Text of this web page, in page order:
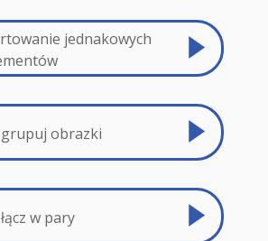
jednakowych
obrazki
w pary